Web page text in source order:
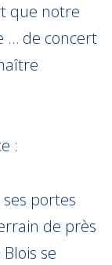
que notre
… de concert
:
portes
de près
se